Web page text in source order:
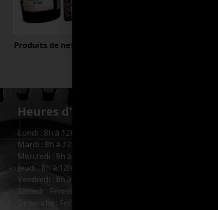
Produits de nettoyage
Heures d'ouverture :
Lundi : 8h à 12h et 13h à 17h
Mardi : 8h à 12h et 13h à 17h
Mercredi : 8h à 12h et 13h à 17h
Jeudi : 8h à 12h et 13h à 17h
Vendredi : 8h à 12h et 13h à 16h
Samedi : Fermé
Dimanche : Fermé